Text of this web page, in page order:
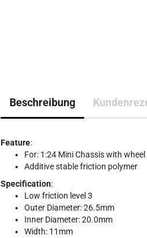
Beschreibung
Feature:
For: 1:24 Mini Chassis with
Additive stable friction polymer
Specification:
Low friction level 3
Outer Diameter: 26.5mm
Inner Diameter: 20.0mm
Width: 11mm